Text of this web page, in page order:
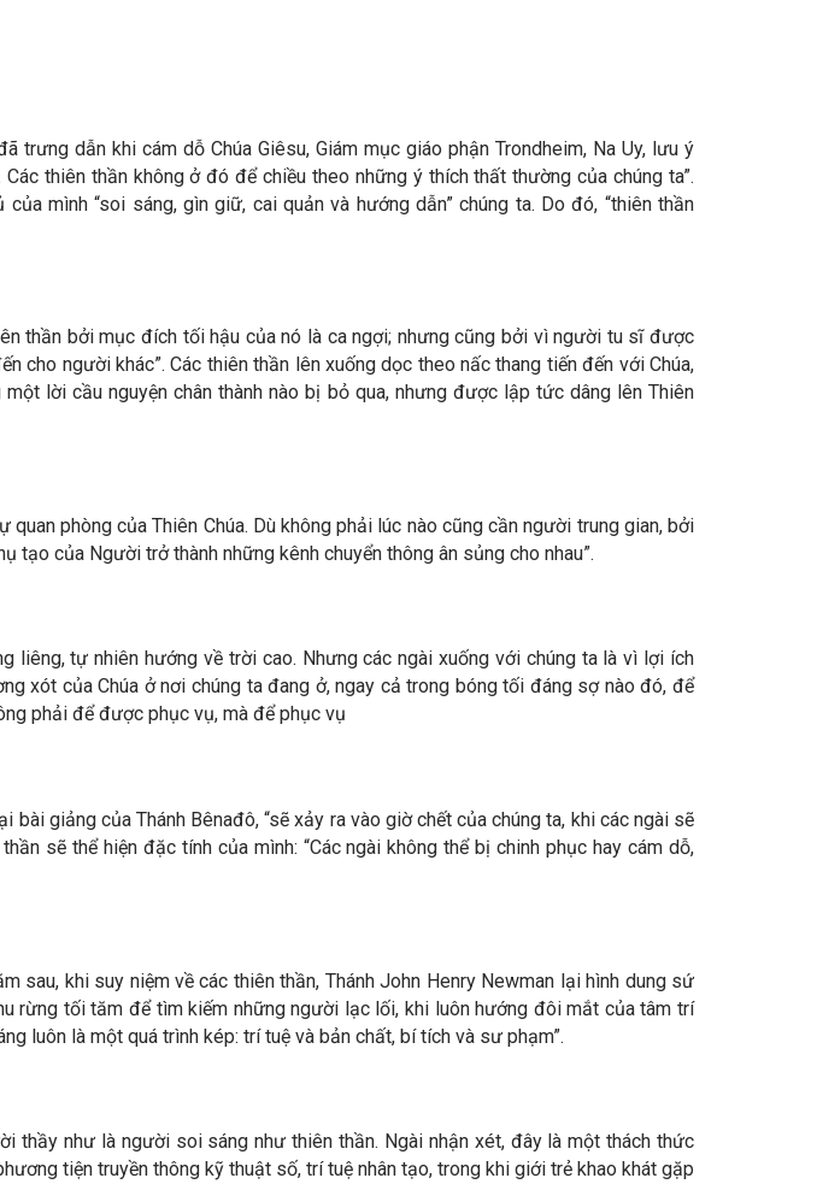
trưng dẫn khi cám dỗ Chúa Giêsu, Giám mục giáo phận Trondheim, Na Uy, lưu ý
thiên thần không ở đó để chiều theo những ý thích thất thường của chúng ta”.
mình “soi sáng, gìn giữ, cai quản và hướng dẫn” chúng ta. Do đó, “thiên thần
thần bởi mục đích tối hậu của nó là ca ngợi; nhưng cũng bởi vì người tu sĩ được
cho người khác”. Các thiên thần lên xuống dọc theo nấc thang tiến đến với Chúa,
lời cầu nguyện chân thành nào bị bỏ qua, nhưng được lập tức dâng lên Thiên
phòng của Thiên Chúa. Dù không phải lúc nào cũng cần người trung gian, bởi
tạo của Người trở thành những kênh chuyển thông ân sủng cho nhau”.
liêng, tự nhiên hướng về trời cao. Nhưng các ngài xuống với chúng ta là vì lợi ích
xót của Chúa ở nơi chúng ta đang ở, ngay cả trong bóng tối đáng sợ nào đó, để
phải để được phục vụ, mà để phục vụ
giảng của Thánh Bênađô, “sẽ xảy ra vào giờ chết của chúng ta, khi các ngài sẽ
sẽ thể hiện đặc tính của mình: “Các ngài không thể bị chinh phục hay cám dỗ,
sau, khi suy niệm về các thiên thần, Thánh John Henry Newman lại hình dung sứ
rừng tối tăm để tìm kiếm những người lạc lối, khi luôn hướng đôi mắt của tâm trí
luôn là một quá trình kép: trí tuệ và bản chất, bí tích và sư phạm”.
thầy như là người soi sáng như thiên thần. Ngài nhận xét, đây là một thách thức
tiện truyền thông kỹ thuật số, trí tuệ nhân tạo, trong khi giới trẻ khao khát gặp